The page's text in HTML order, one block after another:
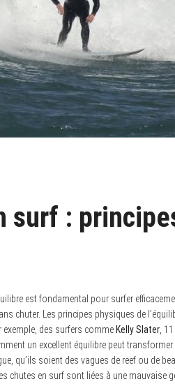
surf :
est fondamental pour surfer
chuter. Les principes physiques de
exemple, des surfers comme Kelly Slater ,
un excellent équilibre peut transformer
qu’ils soient des vagues de reef ou de
chutes en surf sont liées à une mauvaise